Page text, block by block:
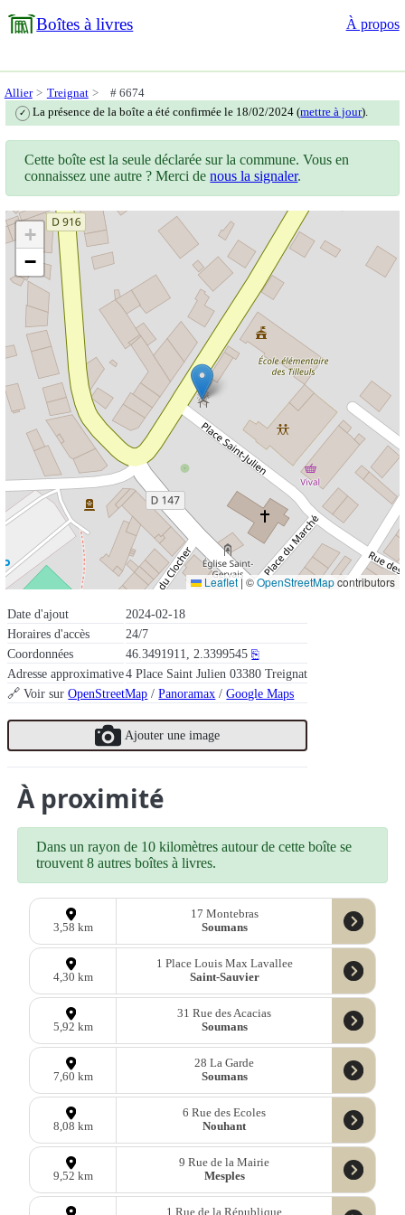
Boîtes à livres À propos
Allier Treignat # 6674
✓ La présence de la boîte a été confirmée le 18/02/2024 (mettre à jour).
Date d'ajout
2024-02-18
Horaires d'accès
24/7
Coordonnées
46.3491911, 2.3399545 ⎘
Adresse approximative4 Place Saint Julien 03380 Treignat
🔗 Voir surOpenStreetMap /Panoramax /Google Maps
Ajouter une image
Cette boîte est la seule déclarée sur la commune. Vous en
connaissez une autre ? Merci denous la signaler.
+
−
Leaflet|©OpenStreetMapcontributors
À proximité
Dans un rayon de 10 kilomètres autour de cette boîte se
trouvent 8 autres boîtes à livres.
3,58 km
17 Montebras
Soumans
4,30 km
1 Place Louis Max Lavallee
Saint-Sauvier
5,92 km
31 Rue des Acacias
Soumans
7,60 km
28 La Garde
Soumans
8,08 km
6 Rue des Ecoles
Nouhant
9,52 km
9 Rue de la Mairie
Mesples
1 Rue de la République